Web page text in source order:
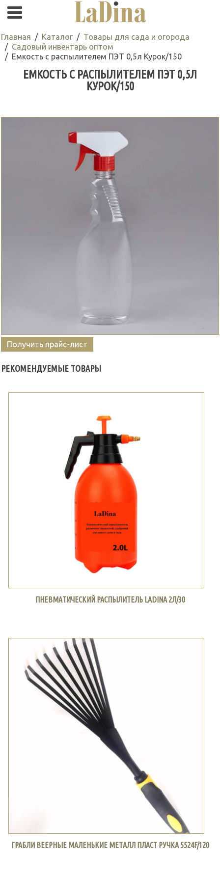
Главная Каталог
Товары для сада и огорода
Садовый инвентарь оптом
Емкость с распылителем ПЭТ 0,5л Курок/150
ЕМКОСТЬ С РАСПЫЛИТЕЛЕМ ПЭТ 0,5Л
КУРОК/150
Получить прайс-лист
РЕКОМЕНДУЕМЫЕ ТОВАРЫ
ПНЕВМАТИЧЕСКИЙ РАСПЫЛИТЕЛЬ LADINA 2Л/30
ГРАБЛИ ВЕЕРНЫЕ МАЛЕНЬКИЕ МЕТАЛЛ ПЛАСТ РУЧКА 5524F/120